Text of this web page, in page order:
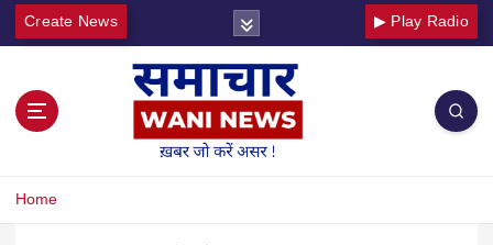
Create News ▶ Play Radio
Home